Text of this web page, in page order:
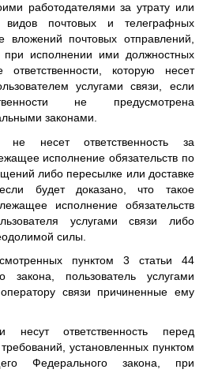
работодателями за утрату или
видов почтовых и телеграфных
вложений почтовых отправлений,
исполнении ими должностных
которую несет
услугами связи, если
не предусмотрена
законами.
несет ответственность за
исполнение обязательств по
либо пересылке или доставке
будет доказано, что такое
исполнение обязательств
услугами связи либо
силы.
пунктом 3 статьи 44
закона, пользователь услугами
связи причиненные ему
ответственность перед
установленных пунктом
Федерального закона, при